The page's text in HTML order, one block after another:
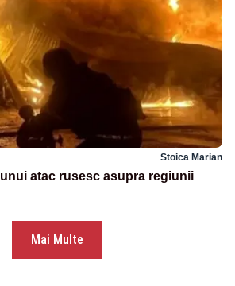
Stoica Marian
atac rusesc asupra regiunii
Mai Multe